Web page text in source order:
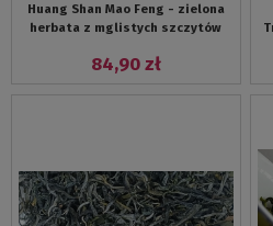
Huang Shan Mao Feng - zielona
herbata z mglistych szczytów
84,90 zł